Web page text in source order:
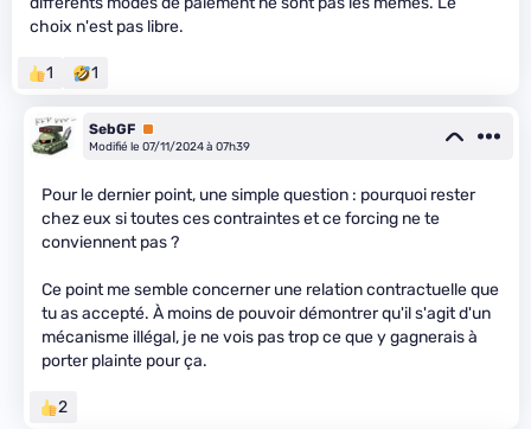
choix n'est pas libre.
1 1
SebGF Premium
Modifié le 07/11/2024 à 07h39
Pour le dernier point, une simple question : pourquoi rester
chez eux si toutes ces contraintes et ce forcing ne te
conviennent pas ?
Ce point me semble concerner une relation contractuelle que
tu as accepté. À moins de pouvoir démontrer qu'il s'agit d'un
mécanisme illégal, je ne vois pas trop ce que y gagnerais à
porter plainte pour ça.
2